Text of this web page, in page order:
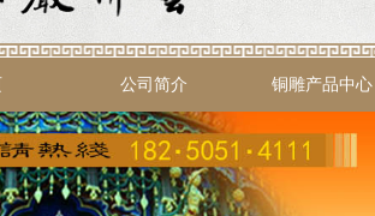
公司简介 铜雕产品中心